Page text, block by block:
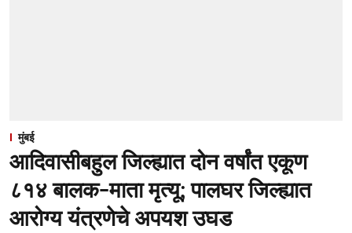
मुंबई
आदिवासीबहुल जिल्ह्यात दोन वर्षांत एकूण
८१४ बालक-माता मृत्यू; पालघर जिल्ह्यात
आरोग्य यंत्रणेचे अपयश उघड